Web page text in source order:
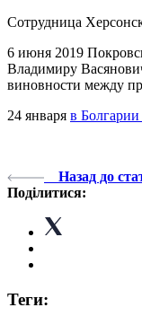
Сотрудница
6 июня 2019
Владимиру
виновности между
24 января в
Назад до
Поділитися:
Теги: